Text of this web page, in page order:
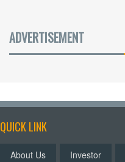
ADVERTISEMENT
QUICK LINK
About Us Investor